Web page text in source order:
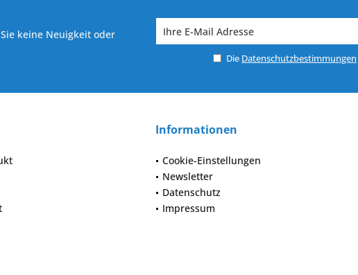
keine Neuigkeit oder
Die Datenschutzbestimmungen
Informationen
Cookie-Einstellungen
Newsletter
Datenschutz
Impressum